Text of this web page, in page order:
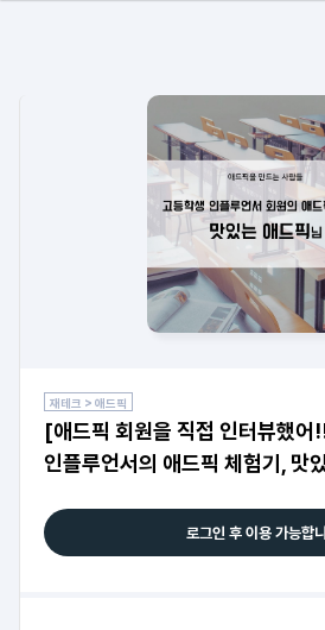
재테크 > 애드픽
[애드픽 회원을 직접 인터뷰했어
인플루언서의 애드픽 체험기, 맛
로그인 후 이용 가능합